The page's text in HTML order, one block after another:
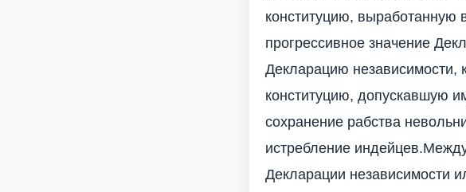
конституцию,
прогрессивное значение
Декларацию независимости,
конституцию, допускавшую
сохранение рабства
истребление
Декларации независимости